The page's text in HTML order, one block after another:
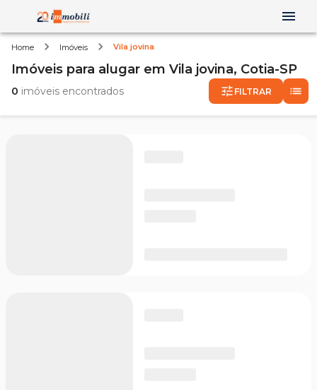
Home Imóveis Vila jovina
Imóveis para alugar em Vila jovina, Cotia-SP
0 imóveis encontrados FILTRAR